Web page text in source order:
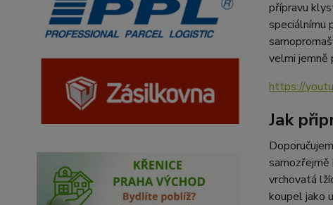
přípravu
speciálnímu
velmi
https://
Jak
vrchovatá
koupel jako